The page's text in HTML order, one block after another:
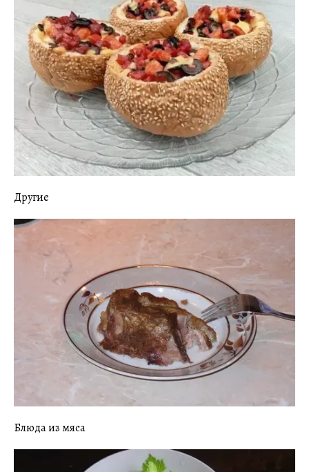
Другие
Блюда из мяса